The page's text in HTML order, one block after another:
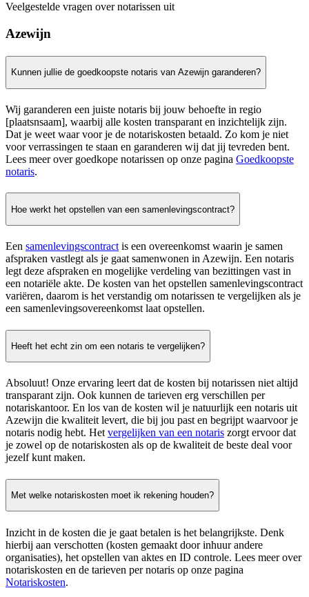
Veelgestelde vragen over notarissen uit
Azewijn
Kunnen jullie de goedkoopste notaris van Azewijn garanderen?
Wij garanderen een juiste notaris bij jouw behoefte in regio
[plaatsnsaam], waarbij alle kosten transparant en inzichtelijk zijn.
Dat je weet waar voor je de notariskosten betaald. Zo kom je niet
voor verrassingen te staan en garanderen wij dat jij tevreden bent.
Lees meer over goedkope notarissen op onze pagina Goedkoopste
notaris.
Hoe werkt het opstellen van een samenlevingscontract?
Een samenlevingscontract is een overeenkomst waarin je samen
afspraken vastlegt als je gaat samenwonen in Azewijn. Een notaris
legt deze afspraken en mogelijke verdeling van bezittingen vast in
een notariële akte. De kosten van het opstellen samenlevingscontract
variëren, daarom is het verstandig om notarissen te vergelijken als je
een samenlevingsovereenkomst laat opstellen.
Heeft het echt zin om een notaris te vergelijken?
Absoluut! Onze ervaring leert dat de kosten bij notarissen niet altijd
transparant zijn. Ook kunnen de tarieven erg verschillen per
notariskantoor. En los van de kosten wil je natuurlijk een notaris uit
Azewijn die kwaliteit levert, die bij jou past en begrijpt waarvoor je
notaris nodig hebt. Hetvergelijken van een notaris zorgt ervoor dat
je zowel op de notariskosten als op de kwaliteit de beste deal voor
jezelf kunt maken.
Met welke notariskosten moet ik rekening houden?
Inzicht in de kosten die je gaat betalen is het belangrijkste. Denk
hierbij aan verschotten (kosten gemaakt door inhuur andere
organisaties), het opstellen van aktes en ID controle. Lees meer over
notariskosten en de tarieven per notaris op onze pagina
Notariskosten.